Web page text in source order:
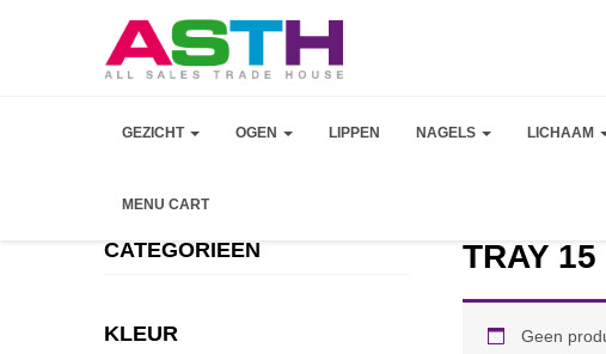
GEZICHT OGEN LIPPEN NAGELS LICHAAM
MENU CART
CATEGORIEEN
KLEUR
TRAY 15
Geen